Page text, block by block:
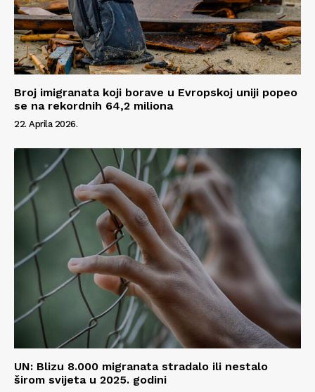
Broj imigranata koji borave u Evropskoj uniji popeo
se na rekordnih 64,2 miliona
22. Aprila 2026.
UN: Blizu 8.000 migranata stradalo ili nestalo
širom svijeta u 2025. godini